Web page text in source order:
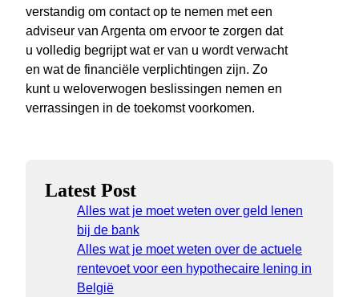
verstandig om contact op te nemen met een
adviseur van Argenta om ervoor te zorgen dat
u volledig begrijpt wat er van u wordt verwacht
en wat de financiële verplichtingen zijn. Zo
kunt u weloverwogen beslissingen nemen en
verrassingen in de toekomst voorkomen.
Latest Post
Alles wat je moet weten over geld lenen
bij de bank
Alles wat je moet weten over de actuele
rentevoet voor een hypothecaire lening in
België